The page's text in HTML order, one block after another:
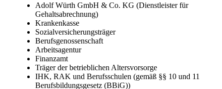
Adolf Würth GmbH & Co. KG (Dienstleister für
Gehaltsabrechnung)
Krankenkasse
Sozialversicherungsträger
Berufsgenossenschaft
Arbeitsagentur
Finanzamt
Träger der betrieblichen Altersvorsorge
IHK, RAK und Berufsschulen (gemäß §§ 10 und 11
Berufsbildungsgesetz (BBiG))